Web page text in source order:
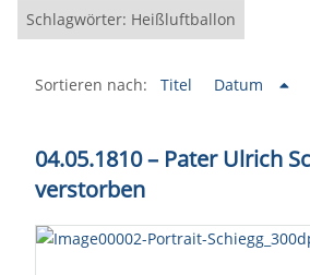
Schlagwörter: Heißluftballon
Sortieren nach: Titel Datum
04.05.1810– Pater Ulrich
verstorben